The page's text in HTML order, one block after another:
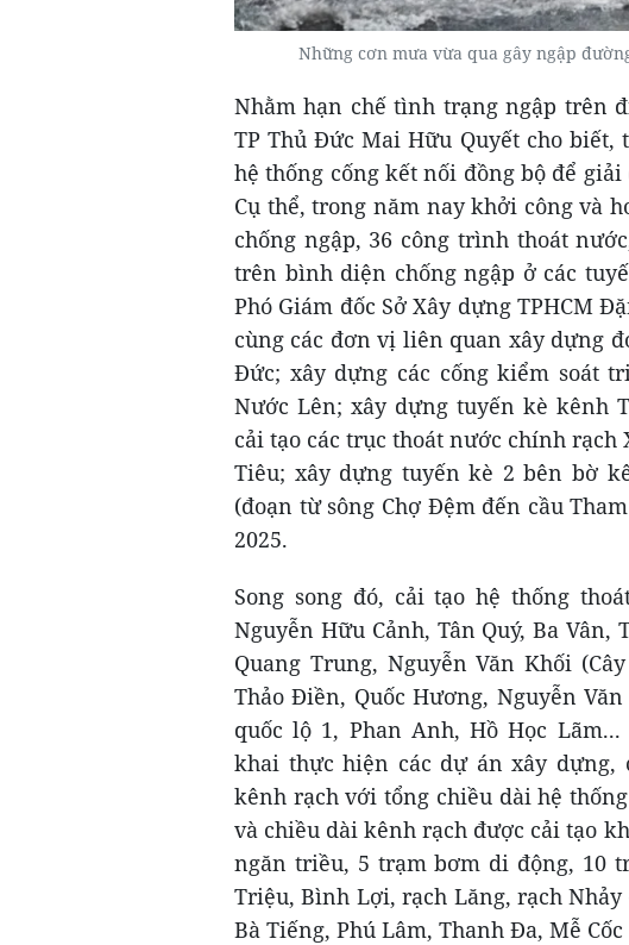
Những cơn mưa vừa qua gây ngập
Nhằm hạn chế tình trạng ngập trên
TP Thủ Đức Mai Hữu Quyết cho
hệ thống cống kết nối đồng bộ để
Cụ thể, trong năm nay khởi công và
chống ngập, 36 công trình thoát
trên bình diện chống ngập ở các
Phó Giám đốc Sở Xây dựng TPHCM
cùng các đơn vị liên quan xây dựng
Đức; xây dựng các cống kiểm soát
Nước Lên; xây dựng tuyến kè kênh
cải tạo các trục thoát nước chính rạch
Tiêu; xây dựng tuyến kè 2 bên bờ
(đoạn từ sông Chợ Đệm đến cầu
2025.
Song song đó, cải tạo hệ thống
Nguyễn Hữu Cảnh, Tân Quý, Ba
Quang Trung, Nguyễn Văn Khối
Thảo Điền, Quốc Hương, Nguyễn
quốc lộ 1, Phan Anh, Hồ Học
khai thực hiện các dự án xây dựng,
kênh rạch với tổng chiều dài hệ
và chiều dài kênh rạch được cải tạo
ngăn triều, 5 trạm bơm di động, 10
Triệu, Bình Lợi, rạch Lăng, rạch
Bà Tiếng, Phú Lâm, Thanh Đa, Mễ